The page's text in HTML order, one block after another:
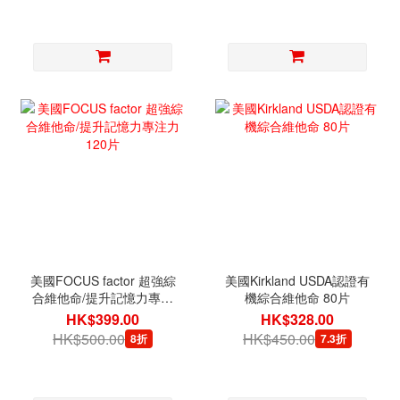
美國FOCUS factor 超強綜
合維他命/提升記憶力專注
力 120片
HK$399.00
HK$500.00 8折
美國Kirkland USDA認證有
機綜合維他命 80片
HK$328.00
HK$450.00 7.3折